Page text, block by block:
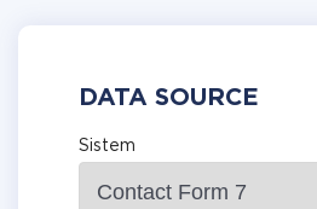
DATA SOURCE
Sistem